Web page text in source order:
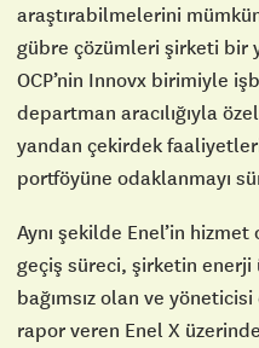
araştırabilmelerini mümkün
gübre çözümleri şirketi bir
OCP’nin Innovx birimiyle
departman aracılığıyla
yandan çekirdek
portföyüne odaklanmayı
Aynı şekilde Enel’in
geçiş süreci, şirketin
bağımsız olan ve
rapor veren Enel X